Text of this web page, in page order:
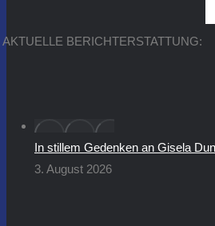
AKTUELLE BERICHTERSTATTUNG:
In stillem Gedenken an Gisela
3. August 2026